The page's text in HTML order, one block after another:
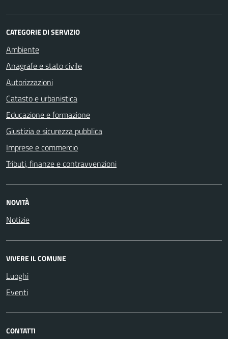
CATEGORIE DI SERVIZIO
Ambiente
Anagrafe e stato civile
Autorizzazioni
Catasto e urbanistica
Educazione e formazione
Giustizia e sicurezza pubblica
Imprese e commercio
Tributi, finanze e contravvenzioni
NOVITÀ
Notizie
VIVERE IL COMUNE
Luoghi
Eventi
CONTATTI